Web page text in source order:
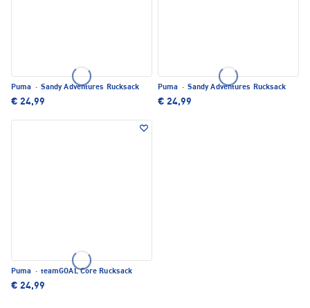
Puma · Sandy Adventures Rucksack
€ 24,99
Puma · Sandy Adventures Rucksack
€ 24,99
Puma · teamGOAL Core Rucksack
€ 24,99